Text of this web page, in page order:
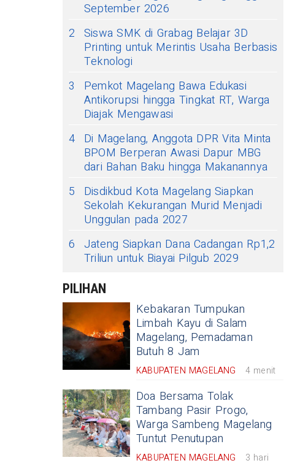
September 2026
2 Siswa SMK di Grabag Belajar 3D
Printing untuk Merintis Usaha Berbasis
Teknologi
3
Pemkot Magelang Bawa Edukasi
Antikorupsi hingga Tingkat RT, Warga
Diajak Mengawasi
4 Di Magelang, Anggota DPR Vita Minta
BPOM Berperan Awasi Dapur MBG
dari Bahan Baku hingga Makanannya
5
Disdikbud Kota Magelang Siapkan
Sekolah Kekurangan Murid Menjadi
Unggulan pada 2027
6 Jateng Siapkan Dana Cadangan Rp1,2
Triliun untuk Biayai Pilgub 2029
PILIHAN
Kebakaran Tumpukan
Limbah Kayu di Salam
Magelang, Pemadaman
Butuh 8 Jam
KABUPATEN MAGELANG 4 menit
Doa Bersama Tolak
Tambang Pasir Progo,
Warga Sambeng Magelang
Tuntut Penutupan
KABUPATEN MAGELANG 3 hari